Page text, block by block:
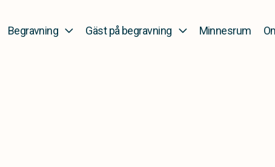
Begravning Gäst på begravning Minnesrum